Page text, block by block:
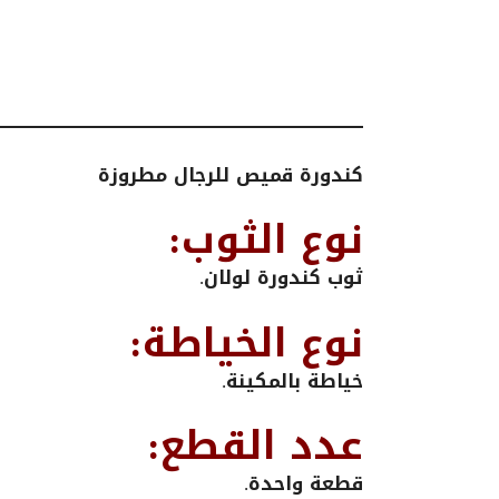
كندورة قميص للرجال مطروزة
نوع الثوب:
ثوب كندورة لولان.
نوع الخياطة:
خياطة بالمكينة.
عدد القطع:
قطعة واحدة.